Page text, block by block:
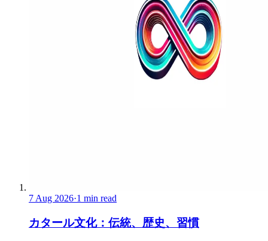
7 Aug 2026·1 min read
カタール文化：伝統、歴史、習慣